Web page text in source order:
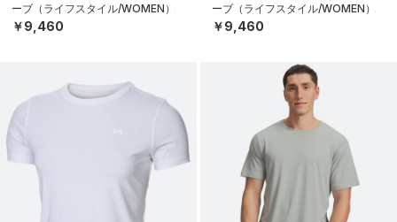
ーブ（ライフスタイル/WOMEN）
￥9,460
ーブ（ライフスタイル/WOMEN）
￥9,460